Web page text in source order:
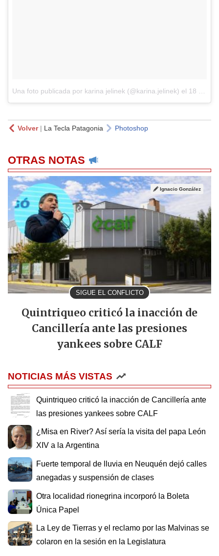
Una foto publicada por karina jelinek (@karina.jelinek) el 18 de Dic de 2016 a la(s) 3:05 PST
Volver| La Tecla Patagonia Photoshop
OTRAS NOTAS
SIGUE EL CONFLICTO
Ignacio González
Quintriqueo criticó la inacción de
Cancillería ante las presiones
yankees sobre CALF
NOTICIAS MÁS VISTAS
Quintriqueo criticó la inacción de Cancillería ante
las presiones yankees sobre CALF
¿Misa en River? Así sería la visita del papa León
XIV a la Argentina
Fuerte temporal de lluvia en Neuquén dejó calles
anegadas y suspensión de clases
Otra localidad rionegrina incorporó la Boleta
Única Papel
La Ley de Tierras y el reclamo por las Malvinas se
colaron en la sesión en la Legislatura